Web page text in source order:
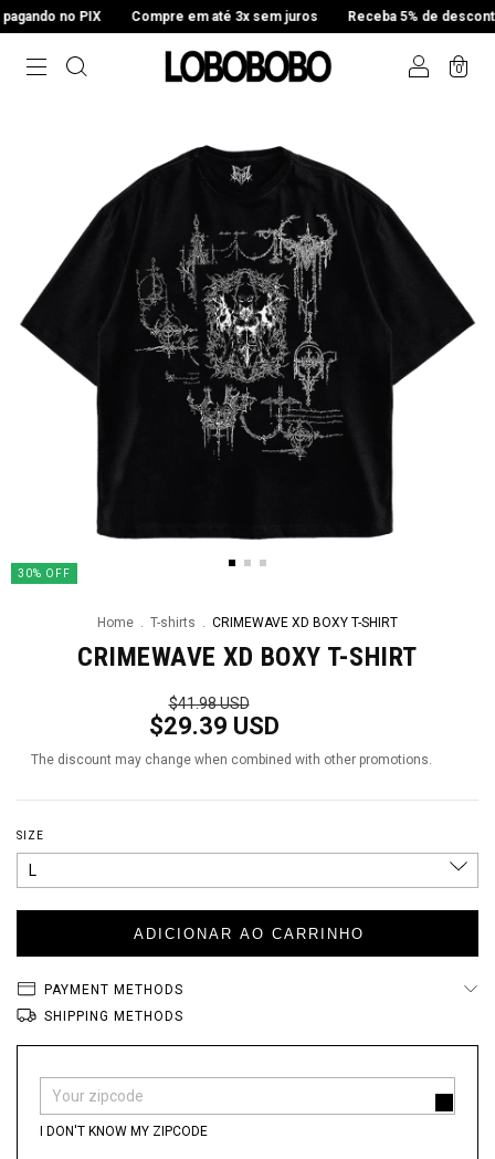
no PIX Compre em até 3x sem juros Receba 5% de
0
30% OFF
Home . T-shirts . CRIMEWAVE XD BOXY T-SHIRT
CRIMEWAVE XD BOXY T-SHIRT
$41.98 USD
$29.39 USD
The discount may change when combined with other promotions.
SIZE
PAYMENT METHODS
SHIPPING METHODS
Shipping for zipcode: CHANGE ZIPCODE
I DON'T KNOW MY ZIPCODE